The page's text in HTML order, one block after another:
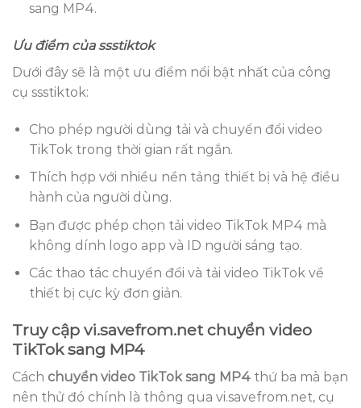
sang MP4.
Ưu điểm của ssstiktok
Dưới đây sẽ là một ưu điểm nổi bật nhất của công
cụ ssstiktok:
Cho phép người dùng tải và chuyển đổi video
TikTok trong thời gian rất ngắn.
Thích hợp với nhiều nền tảng thiết bị và hệ điều
hành của người dùng.
Bạn được phép chọn tải video TikTok MP4 mà
không dính logo app và ID người sáng tạo.
Các thao tác chuyển đổi và tải video TikTok về
thiết bị cực kỳ đơn giản.
Truy cập vi.savefrom.net chuyển video
TikTok sang MP4
Cách chuyển video TikTok sang MP4 thứ ba mà bạn
nên thử đó chính là thông qua vi.savefrom.net, cụ